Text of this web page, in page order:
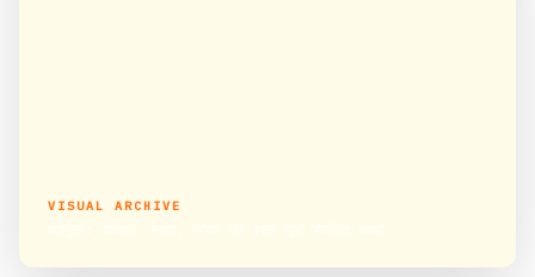
VISUAL ARCHIVE